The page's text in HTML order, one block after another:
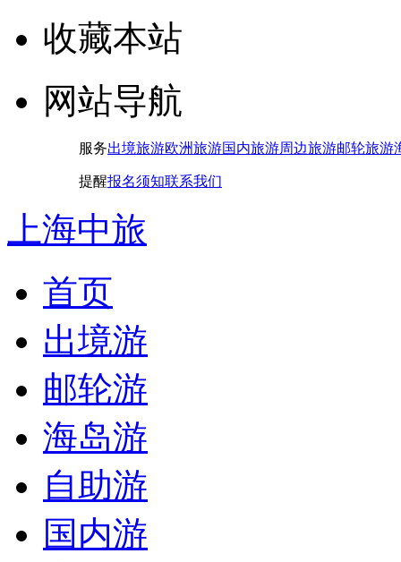
收藏本站
网站导航
服务出境旅游欧洲旅游国内旅游周边旅游邮轮旅游
提醒报名须知联系我们
上海中旅
首页
出境游
邮轮游
海岛游
自助游
国内游